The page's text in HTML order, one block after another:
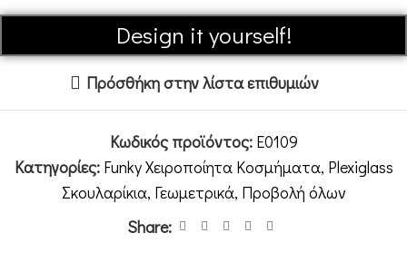
Design it yourself!
Alternative:
Πρόσθήκη στην λίστα επιθυμιών
Κωδικός προϊόντος: E0109
Κατηγορίες: Funky Χειροποίητα Κοσμήματα, Plexiglass
Σκουλαρίκια, Γεωμετρικά, Προβολή όλων
Share: